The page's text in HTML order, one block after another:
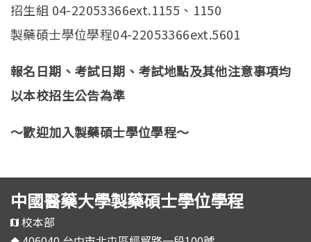
招生組 04-22053366ext.1155、1150
製藥碩士學位學程04-22053366ext.5601
報名日期、考試日期、考試地點及其他注意事項均
以本校招生公告為準
～歡迎加入製藥碩士學位學程～
中國醫藥大學製藥碩士學位學程
校本部